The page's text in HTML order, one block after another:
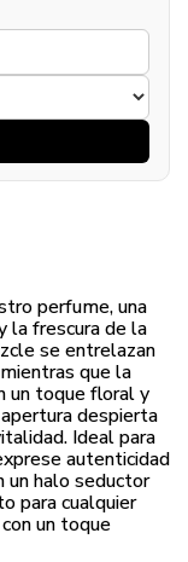
perfume, una
la frescura de la
se entrelazan
que la
un toque floral y
despierta
Ideal para
autenticidad
halo seductor
para cualquier
un toque